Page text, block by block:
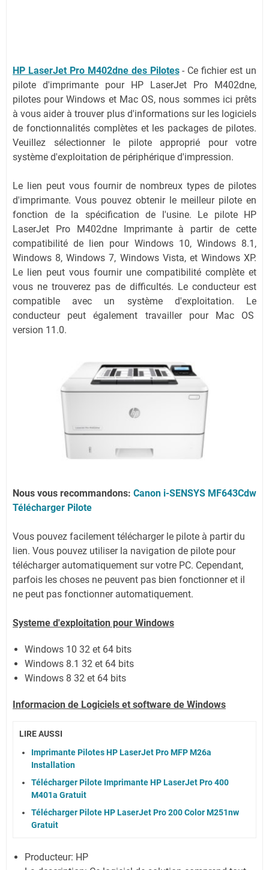
HP LaserJet Pro M402dne des Pilotes- Ce fichier est un
pilote d'imprimante pour HP LaserJet Pro M402dne,
pilotes pour Windows et Mac OS, nous sommes ici prêts
à vous aider à trouver plus d'informations sur les logiciels
de fonctionnalités complètes et les packages de pilotes.
Veuillez sélectionner le pilote approprié pour votre
système d'exploitation de périphérique d'impression.
Le lien peut vous fournir de nombreux types de pilotes
d'imprimante. Vous pouvez obtenir le meilleur pilote en
fonction de la spécification de l'usine. Le pilote HP
LaserJet Pro M402dne Imprimante à partir de cette
compatibilité de lien pour Windows 10, Windows 8.1,
Windows 8, Windows 7, Windows Vista, et Windows XP.
Le lien peut vous fournir une compatibilité complète et
vous ne trouverez pas de difficultés. Le conducteur est
compatible avec un système d'exploitation. Le
conducteur peut également travailler pour Mac OS
version 11.0.
Nous vous recommandons: Canon i-SENSYS MF643Cdw
Télécharger Pilote
Vous pouvez facilement télécharger le pilote à partir du
lien. Vous pouvez utiliser la navigation de pilote pour
télécharger automatiquement sur votre PC. Cependant,
parfois les choses ne peuvent pas bien fonctionner et il
ne peut pas fonctionner automatiquement.
Systeme d'exploitation pour Windows
Windows 10 32 et 64 bits
Windows 8.1 32 et 64 bits
Windows 8 32 et 64 bits
Informacion de Logiciels et software de Windows
LIRE AUSSI
Imprimante Pilotes HP LaserJet Pro MFP M26a
Installation
Télécharger Pilote Imprimante HP LaserJet Pro 400
M401a Gratuit
Télécharger Pilote HP LaserJet Pro 200 Color M251nw
Gratuit
Producteur: HP